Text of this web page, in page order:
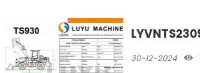
30-12-2024 